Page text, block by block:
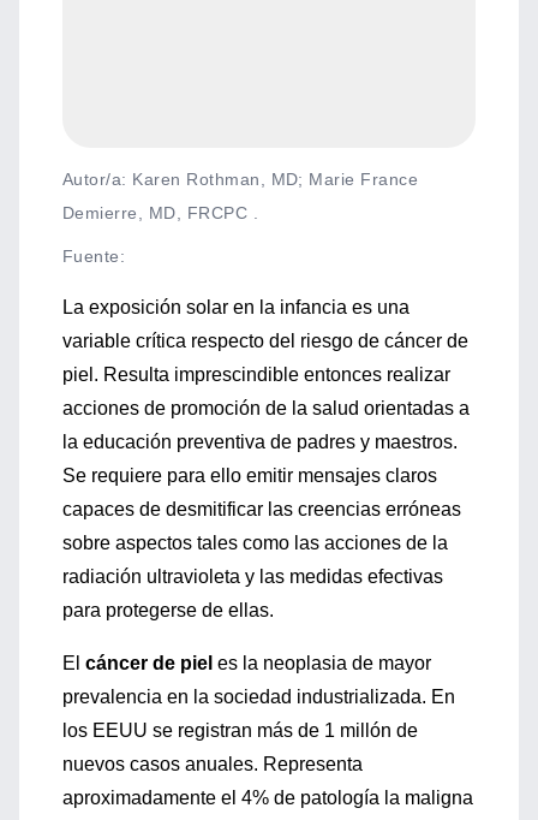
Autor/a: Karen Rothman, MD; Marie France
Demierre, MD, FRCPC .
Fuente:
La exposición solar en la infancia es una
variable crítica respecto del riesgo de cáncer de
piel. Resulta imprescindible entonces realizar
acciones de promoción de la salud orientadas a
la educación preventiva de padres y maestros.
Se requiere para ello emitir mensajes claros
capaces de desmitificar las creencias erróneas
sobre aspectos tales como las acciones de la
radiación ultravioleta y las medidas efectivas
para protegerse de ellas.
El cáncer de piel es la neoplasia de mayor
prevalencia en la sociedad industrializada. En
los EEUU se registran más de 1 millón de
nuevos casos anuales. Representa
aproximadamente el 4% de patología la maligna